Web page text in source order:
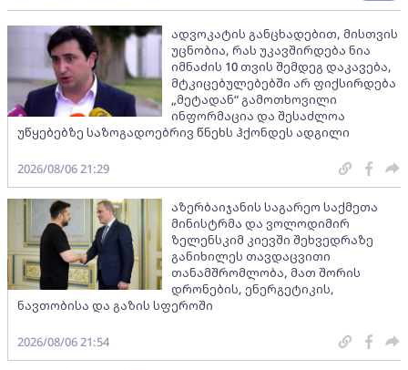
ადვოკატის განცხადებით, მისთვის
უცნობია, რას უკავშირდება ნია
იმნაძის 10 თვის შემდეგ დაკავება,
მტკიცებულებებში არ ფიქსირდება
„მეტადან“ გამოთხოვილი
ინფორმაცია და შესაძლოა
უწყებებზე საზოგადოებრივ წნეხს ჰქონდეს ადგილი
2026/08/06 21:29
აზერბაიჯანის საგარეო საქმეთა
მინისტრმა და ვოლოდიმირ
ზელენსკიმ კიევში შეხვედრაზე
განიხილეს თავდაცვითი
თანამშრომლობა, მათ შორის
დრონების, ენერგეტიკის,
ნავთობისა და გაზის სფეროში
2026/08/06 21:54